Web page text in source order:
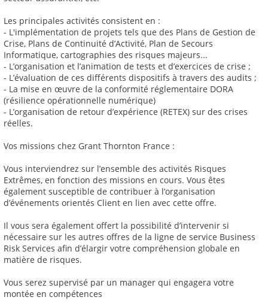
Les principales activités consistent en :
- L'implémentation de projets tels que des Plans de Gestion de
Crise, Plans de Continuité d’Activité, Plan de Secours
Informatique, cartographies des risques majeurs...
- L’organisation et l’animation de tests et d’exercices de crise ;
- L’évaluation de ces différents dispositifs à travers des audits ;
- La mise en œuvre de la conformité réglementaire DORA
(résilience opérationnelle numérique)
- L’organisation de retour d’expérience (RETEX) sur des crises
réelles.
Vos missions chez Grant Thornton France :
Vous interviendrez sur l’ensemble des activités Risques
Extrêmes, en fonction des missions en cours. Vous êtes
également susceptible de contribuer à l’organisation
d’événements orientés Client en lien avec cette offre.
Il vous sera également offert la possibilité d’intervenir si
nécessaire sur les autres offres de la ligne de service Business
Risk Services afin d’élargir votre compréhension globale en
matière de risques.
Vous serez supervisé par un manager qui engagera votre
montée en compétences